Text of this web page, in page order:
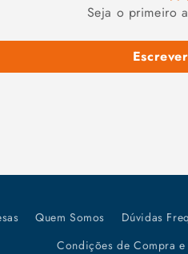
Seja o primeiro
Quem Somos Dúvidas
Condições de Compra e